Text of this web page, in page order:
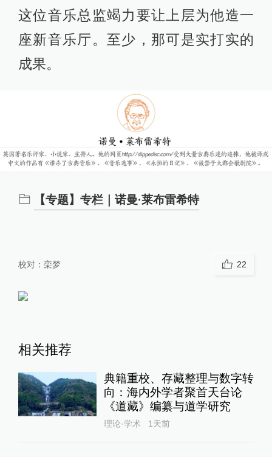
这位音乐总监竭力要让上层为他造一
座新音乐厅。至少，那可是实打实的
成果。
【专题】专栏｜诺曼·莱布雷希特
校对： 栾梦 22
相关推荐
典籍重校、存藏整理与数字转
向：海内外学者聚首天台论
《道藏》编纂与道学研究
理论·学术 1天前